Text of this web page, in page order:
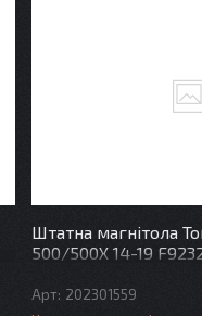
Штатна магнітола
500/500X 14-19
202301559